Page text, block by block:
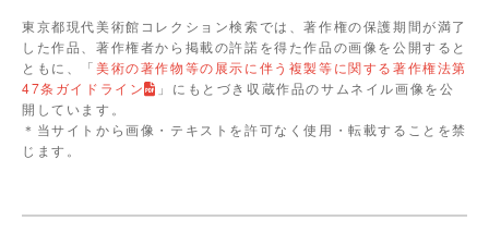
東京都現代美術館コレクション検索では、著作権の保護期間が満了
した作品、著作権者から掲載の許諾を得た作品の画像を公開すると
ともに、「美術の著作物等の展示に伴う複製等に関する著作権法第
47条ガイドライン
」にもとづき収蔵作品のサムネイル画像を公
開しています。
＊当サイトから画像・テキストを許可なく使用・転載することを禁
じます。